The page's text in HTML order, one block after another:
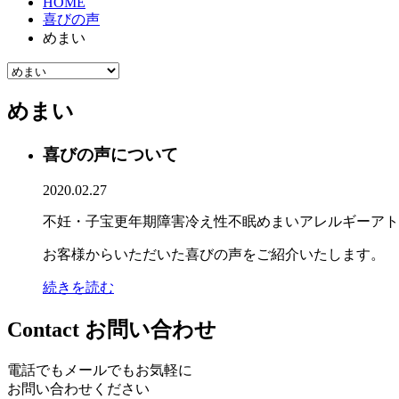
喜びの声
めまい
めまい
喜びの声について
2020.02.27
不妊・子宝更年期障害冷え性不眠めまいアレルギーア
お客様からいただいた喜びの声をご紹介いたします。
続きを読む
Contact お問い合わせ
電話でもメールでもお気軽に
お問い合わせください